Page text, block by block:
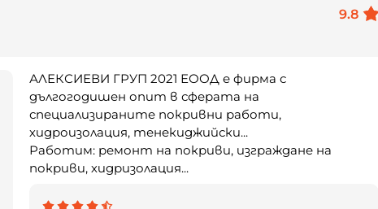
9.8
АЛЕКСИЕВИ ГРУП 2021 ЕООД е фирма с
дългогодишен опит в сферата на
специализираните покривни работи,
хидроизолация, тенекиджийски...
Работим: ремонт на покриви, изграждане на
покриви, хидризолация...